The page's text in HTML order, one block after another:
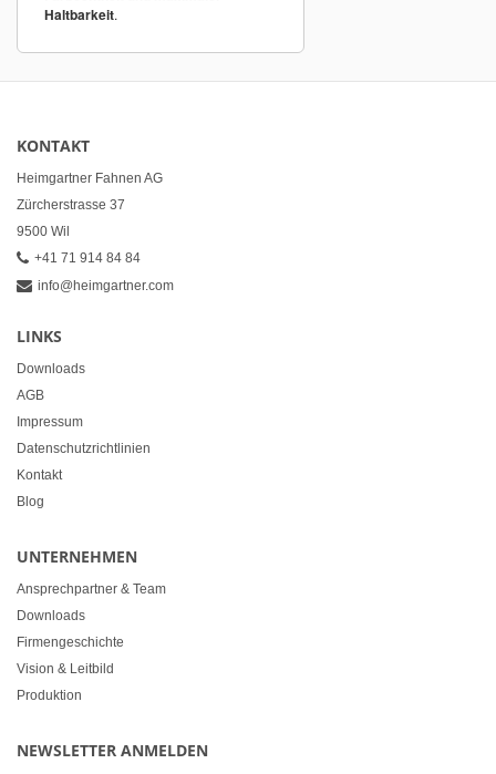
Haltbarkeit.
KONTAKT
Heimgartner Fahnen AG
Zürcherstrasse 37
9500 Wil
+41 71 914 84 84
info@heimgartner.com
LINKS
Downloads
AGB
Impressum
Datenschutzrichtlinien
Kontakt
Blog
UNTERNEHMEN
Ansprechpartner & Team
Downloads
Firmengeschichte
Vision & Leitbild
Produktion
NEWSLETTER ANMELDEN